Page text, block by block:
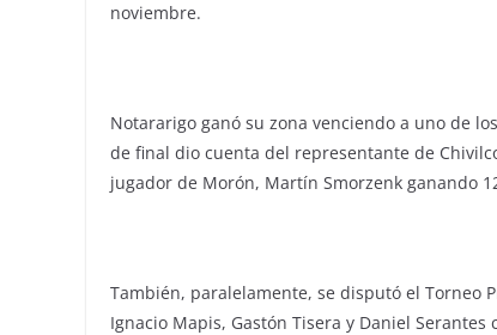
noviembre.
Notararigo ganó su zona venciendo a uno de
de final dio cuenta del representante de
jugador de Morón, Martín Smorzenk ganando
También, paralelamente, se disputó el Torneo
Ignacio Mapis, Gastón Tisera y Daniel